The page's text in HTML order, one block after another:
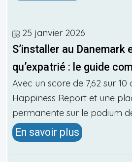
25 janvier 2026
S’installer au Danemark
qu’expatrié : le guide
Avec un score de 7,62 sur 10
Happiness Report et une
permanente sur le podium
En savoir plus